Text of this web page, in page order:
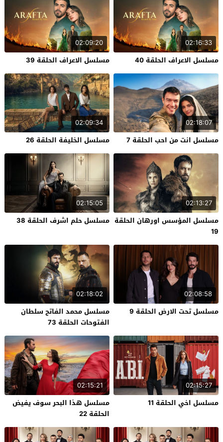
02:16:33
مسلسل الاعراف الحلقة 40
02:09:20
مسلسل الاعراف الحلقة 39
02:18:07
مسلسل انت من احب الحلقة 7
02:09:34
مسلسل الخليفة الحلقة 26
02:13:27
مسلسل المؤسس اورهان الحلقة
19
02:15:05
مسلسل حلم اشرف الحلقة 38
02:08:58
مسلسل تحت الارض الحلقة 9
02:18:02
مسلسل محمد الفاتح سلطان
الفتوحات الحلقة 73
02:15:27
مسلسل اخي الحلقة 11
02:15:21
مسلسل هذا البحر سوف يفيض
الحلقة 22